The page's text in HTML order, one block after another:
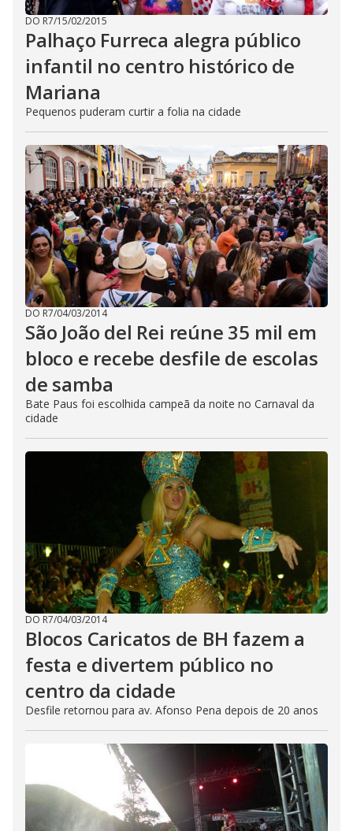
DO R7/15/02/2015
Palhaço Furreca alegra público
infantil no centro histórico de
Mariana
Pequenos puderam curtir a folia na cidade
DO R7/04/03/2014
São João del Rei reúne 35 mil em
bloco e recebe desfile de escolas
de samba
Bate Paus foi escolhida campeã da noite no Carnaval da
cidade
DO R7/04/03/2014
Blocos Caricatos de BH fazem a
festa e divertem público no
centro da cidade
Desfile retornou para av. Afonso Pena depois de 20 anos